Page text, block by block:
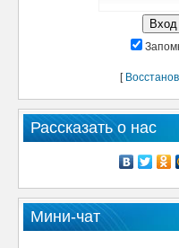
[
Рассказать о нас
Мини-чат